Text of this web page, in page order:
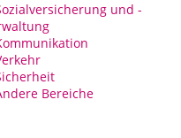
und -
Bereiche